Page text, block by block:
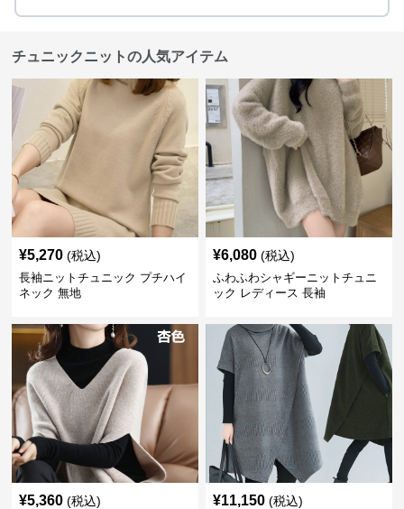
チュニックニットの人気アイテム
¥5,270 (税込)
長袖ニットチュニック プチハイ
ネック 無地
¥6,080 (税込)
ふわふわシャギーニットチュニ
ック レディース 長袖
¥5,360 (税込) ¥11,150 (税込)